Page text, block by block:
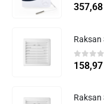
05
357,68
Raksan
0 5
158,97
Raksan